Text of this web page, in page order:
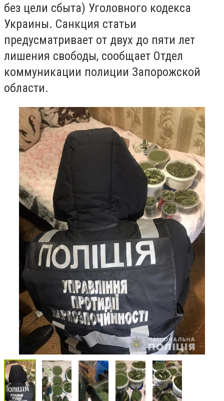
без цели сбыта) Уголовного кодекса
Украины. Санкция статьи
предусматривает от двух до пяти лет
лишения свободы, сообщает Отдел
коммуникации полиции Запорожской
области.